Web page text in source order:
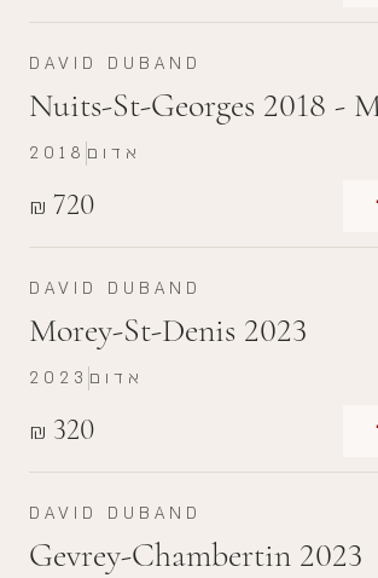
DAVID DUBAND
Nuits-St-Georges 2018 -
₪ 720
2018 אדום
DAVID DUBAND
Morey-St-Denis 2023
₪ 320
2023 אדום
DAVID DUBAND
Gevrey-Chambertin 2023